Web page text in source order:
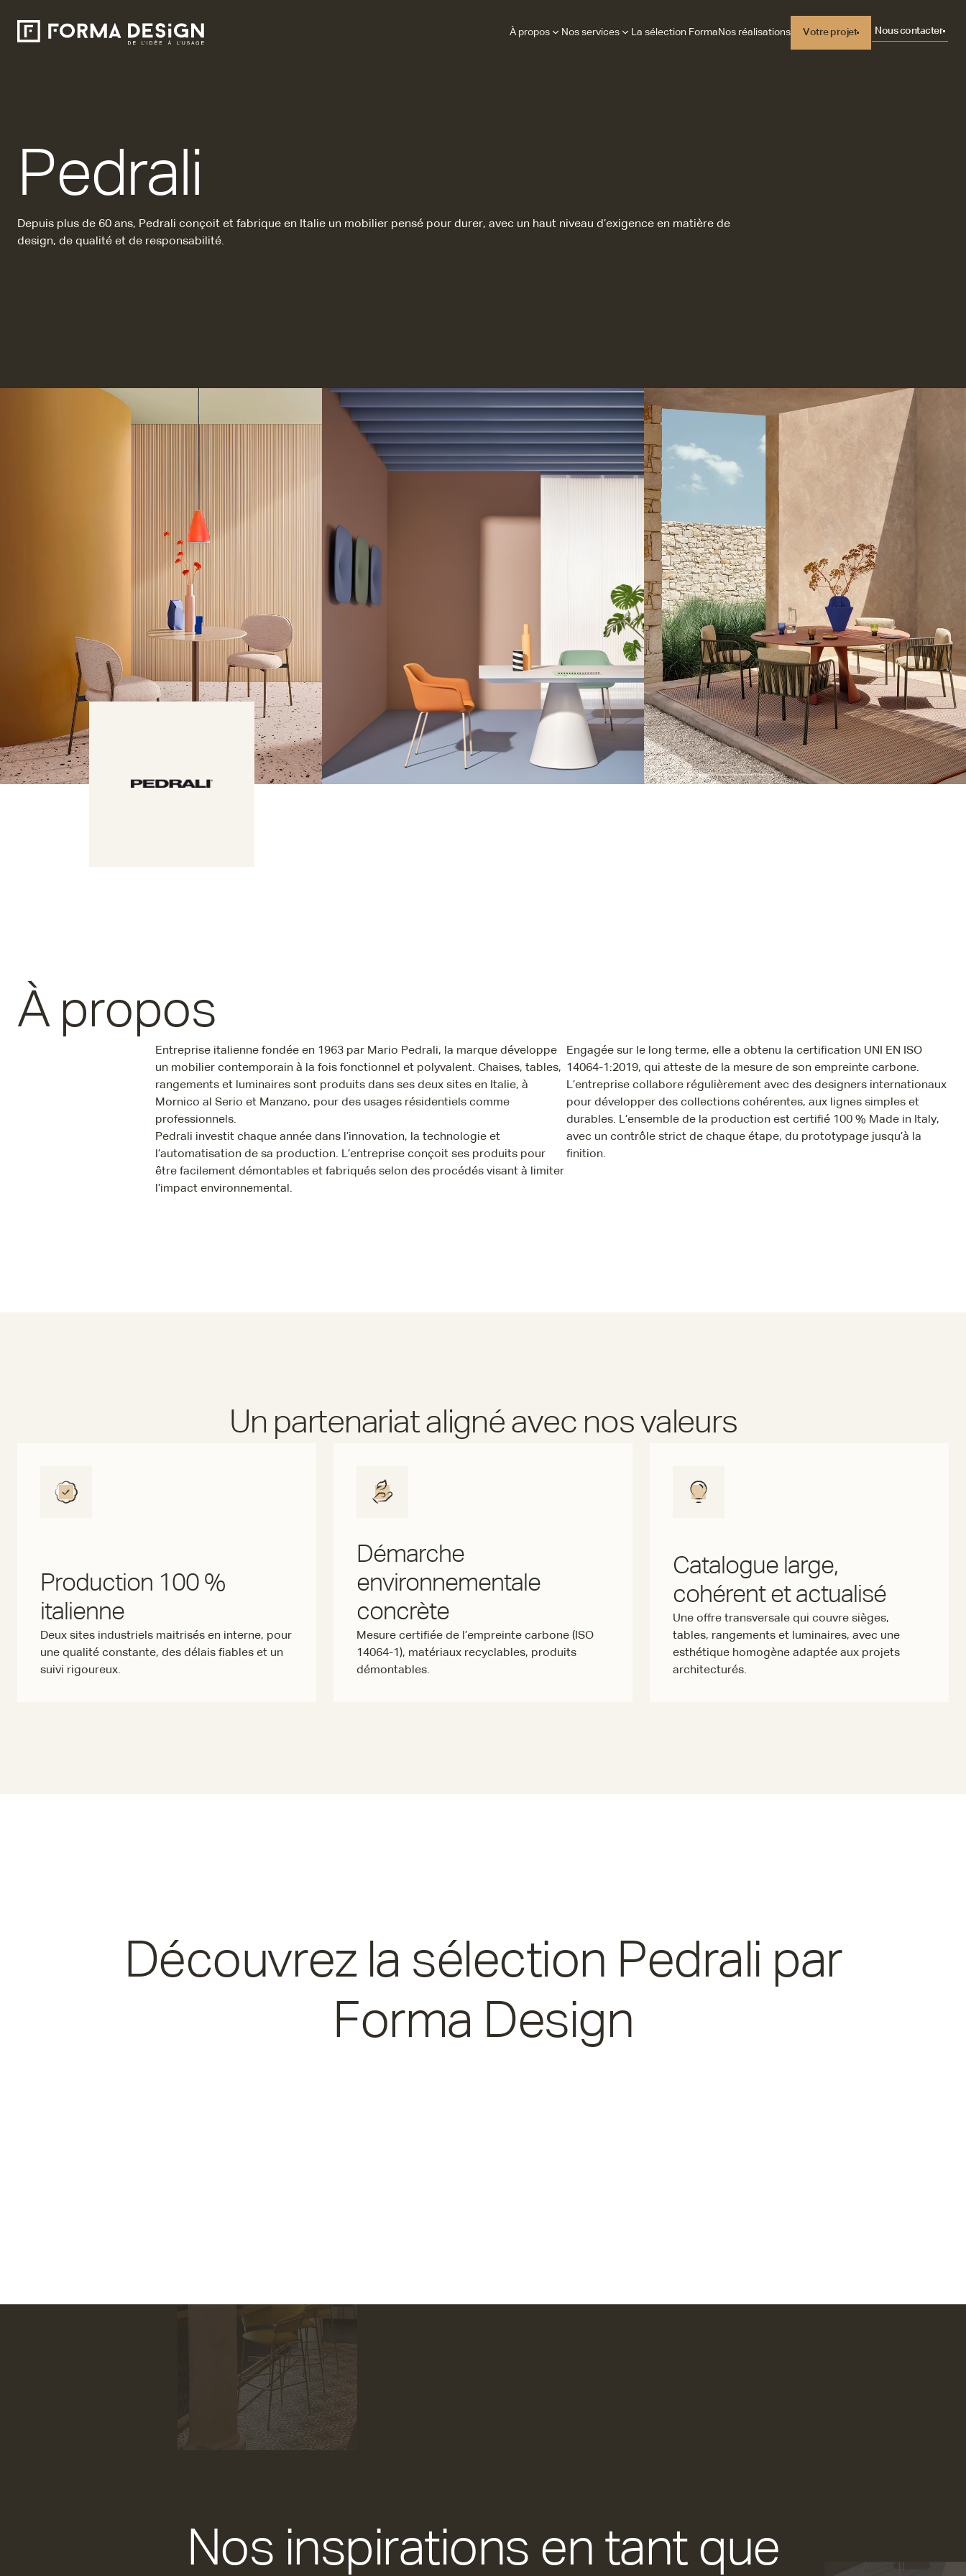
À propos Nos services La sélection Forma Nos réalisations
Votre projet
Nous contacter
Pedrali
Depuis plus de 60 ans, Pedrali conçoit et fabrique en Italie un mobilier pensé pour durer, avec un haut niveau d’exigence en matière de
design, de qualité et de responsabilité.
À propos
Entreprise italienne fondée en 1963 par Mario Pedrali, la marque développe
un mobilier contemporain à la fois fonctionnel et polyvalent. Chaises, tables,
rangements et luminaires sont produits dans ses deux sites en Italie, à
Mornico al Serio et Manzano, pour des usages résidentiels comme
professionnels.
Pedrali investit chaque année dans l’innovation, la technologie et
l’automatisation de sa production. L’entreprise conçoit ses produits pour
être facilement démontables et fabriqués selon des procédés visant à limiter
l’impact environnemental.
Engagée sur le long terme, elle a obtenu la certification UNI EN ISO
14064-1:2019, qui atteste de la mesure de son empreinte carbone.
L’entreprise collabore régulièrement avec des designers internationaux
pour développer des collections cohérentes, aux lignes simples et
durables. L’ensemble de la production est certifié 100 % Made in Italy,
avec un contrôle strict de chaque étape, du prototypage jusqu’à la
finition.
Un partenariat aligné avec nos valeurs
Production 100 %
italienne
Deux sites industriels maitrisés en interne, pour
une qualité constante, des délais fiables et un
suivi rigoureux.
Démarche
environnementale
concrète
Mesure certifiée de l’empreinte carbone (ISO
14064-1), matériaux recyclables, produits
démontables.
Catalogue large,
cohérent et actualisé
Une offre transversale qui couvre sièges,
tables, rangements et luminaires, avec une
esthétique homogène adaptée aux projets
architecturés.
Découvrez la sélection Pedrali par
Forma Design
Nos inspirations en tant que